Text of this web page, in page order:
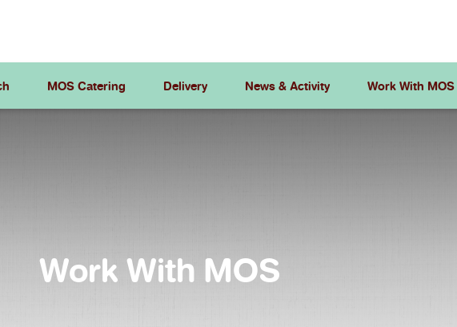
MOS Catering Delivery News & Activity Work With MOS
Work With MOS